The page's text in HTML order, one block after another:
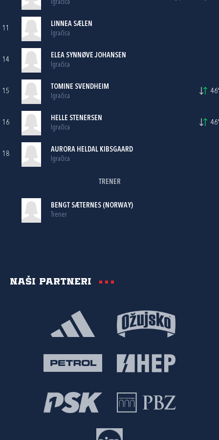
Igračica
11
LINNEA SÆLEN
Igračica
14
ELEA SYNNØVE JOHANSEN
Igračica
15
TOMINE SVENDHEIM
Igračica
46'
16
HELLE STENERSEN
Igračica
46'
18
AURORA HELDAL KIBSGAARD
Igračica
TRENER
BENGT SÆTERNES (NORWAY)
Trener
Naši partneri